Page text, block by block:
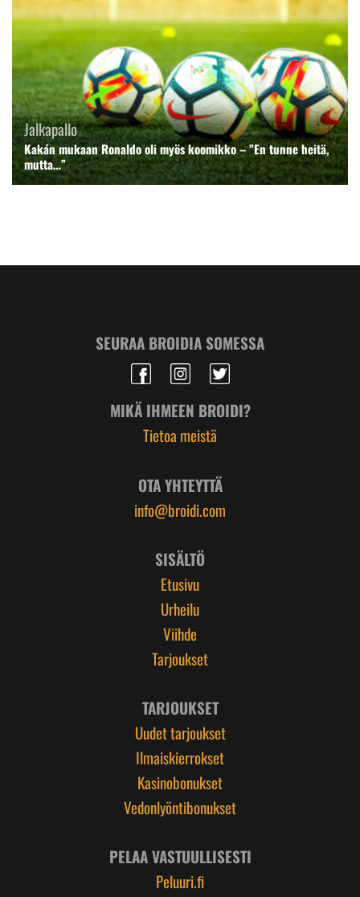
Jalkapallo
Kakán mukaan Ronaldo oli myös koomikko – ”En tunne heitä,
mutta…”
SEURAA BROIDIA SOMESSA
MIKÄ IHMEEN BROIDI?
Tietoa meistä
OTA YHTEYTTÄ
info@broidi.com
SISÄLTÖ
Etusivu
Urheilu
Viihde
Tarjoukset
TARJOUKSET
Uudet tarjoukset
Ilmaiskierrokset
Kasinobonukset
Vedonlyöntibonukset
PELAA VASTUULLISESTI
Peluuri.fi